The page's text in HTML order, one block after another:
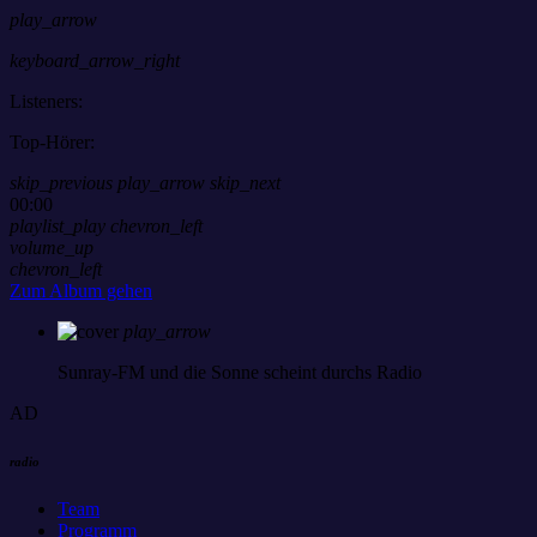
play_arrow
keyboard_arrow_right
Listeners:
Top-Hörer:
skip_previous play_arrow skip_next
00:00
playlist_play chevron_left
volume_up
chevron_left
Zum Album gehen
play_arrow
Sunray-FM und die Sonne scheint durchs Radio
AD
radio
Team
Programm